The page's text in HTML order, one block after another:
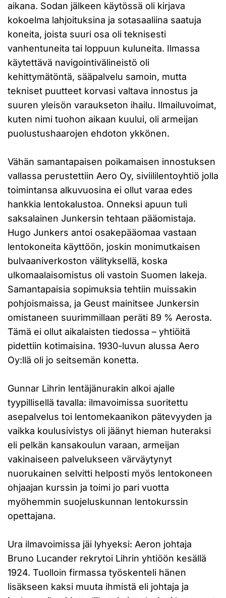
aikana. Sodan jälkeen käytössä oli kirjava
kokoelma lahjoituksina ja sotasaaliina saatuja
koneita, joista suuri osa oli teknisesti
vanhentuneita tai loppuun kuluneita. Ilmassa
käytettävä navigointivälineistö oli
kehittymätöntä, sääpalvelu samoin, mutta
tekniset puutteet korvasi valtava innostus ja
suuren yleisön varaukseton ihailu. Ilmailuvoimat,
kuten nimi tuohon aikaan kuului, oli armeijan
puolustushaarojen ehdoton ykkönen.
Vähän samantapaisen poikamaisen innostuksen
vallassa perustettiin Aero Oy, siviililentoyhtiö jolla
toimintansa alkuvuosina ei ollut varaa edes
hankkia lentokalustoa. Onneksi apuun tuli
saksalainen Junkersin tehtaan pääomistaja.
Hugo Junkers antoi osakepääomaa vastaan
lentokoneita käyttöön, joskin monimutkaisen
bulvaaniverkoston välityksellä, koska
ulkomaalaisomistus oli vastoin Suomen lakeja.
Samantapaisia sopimuksia tehtiin muissakin
pohjoismaissa, ja Geust mainitsee Junkersin
omistaneen suurimmillaan peräti 89 % Aerosta.
Tämä ei ollut aikalaisten tiedossa – yhtiöitä
pidettiin kotimaisina. 1930-luvun alussa Aero
Oy:llä oli jo seitsemän konetta.
Gunnar Lihrin lentäjänurakin alkoi ajalle
tyypillisellä tavalla: ilmavoimissa suoritettu
asepalvelus toi lentomekaanikon pätevyyden ja
vaikka koulusivistys oli jäänyt hieman huteraksi
eli pelkän kansakoulun varaan, armeijan
vakinaiseen palvelukseen värväytynyt
nuorukainen selvitti helposti myös lentokoneen
ohjaajan kurssin ja toimi jo pari vuotta
myöhemmin suojeluskunnan lentokurssin
opettajana.
Ura ilmavoimissa jäi lyhyeksi: Aeron johtaja
Bruno Lucander rekrytoi Lihrin yhtiöön kesällä
1924. Tuolloin firmassa työskenteli hänen
lisäkseen kaksi muuta ihmistä eli johtaja ja